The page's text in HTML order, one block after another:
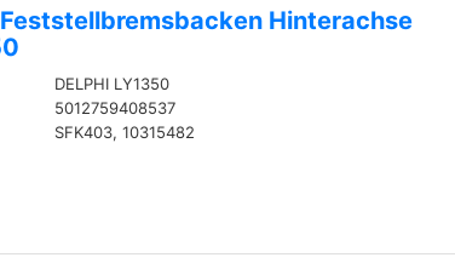
Hinterachse
DELPHI LY1350
5012759408537
SFK403, 10315482